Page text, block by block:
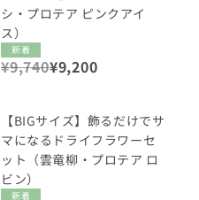
シ・プロテア ピンクアイ
ス）
新着
通
格
¥9,740
セ
価
格
¥9,200
SALE
【BIGサイズ】飾るだけでサ
マになるドライフラワーセ
ット（雲竜柳・プロテア ロ
ビン）
新着